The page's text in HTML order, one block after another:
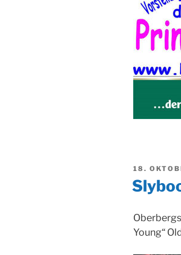
AM
18.
Young“